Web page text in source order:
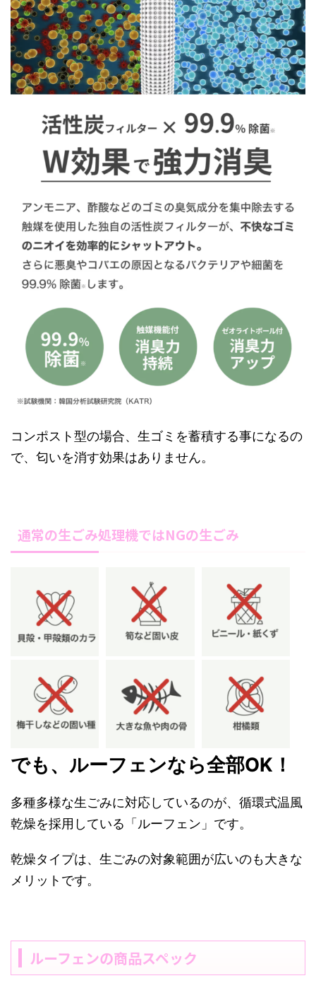
コンポスト型の場合、生ゴミを蓄積する事になるの
で、匂いを消す効果はありません。
通常の生ごみ処理機ではNGの生ごみ
でも、ルーフェンなら全部OK！
多種多様な生ごみに対応しているのが、循環式温風
乾燥を採用している「ルーフェン」です。
乾燥タイプは、生ごみの対象範囲が広いのも大きな
メリットです。
ルーフェンの商品スペック